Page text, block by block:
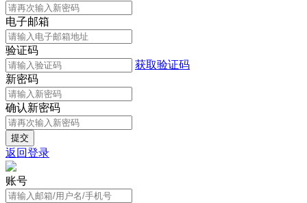
电子邮箱
验证码
获取验证码
新密码
确认新密码
返回登录
账号